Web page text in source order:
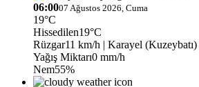
06:0007 Ağustos 2026, Cuma
19°C
Hissedilen19°C
Rüzgar11 km/h | Karayel (Kuzeybatı)
Yağış Miktarı0 mm/h
Nem55%